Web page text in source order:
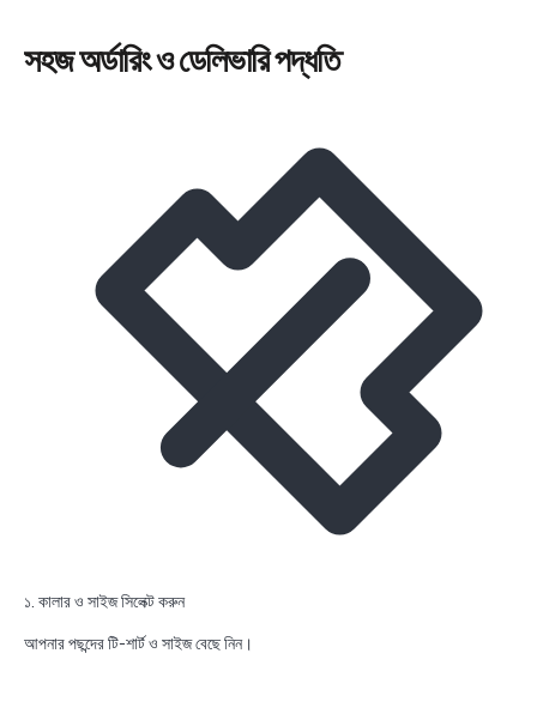
সহজঅর্ডারিংও ডেলিভারি পদ্ধতি
১. কালার ও সাইজ সিলেক্ট করুন
আপনার পছন্দের টি-শার্ট ও সাইজ বেছে নিন।